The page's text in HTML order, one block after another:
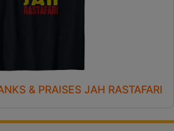
& PRAISES JAH RASTAFARI